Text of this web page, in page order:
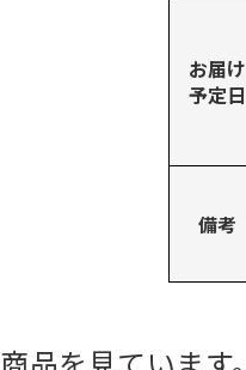
お届け
予定日
備考